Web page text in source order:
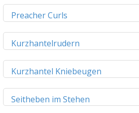
Preacher Curls
Kurzhantelrudern
Kurzhantel Kniebeugen
Seitheben im Stehen